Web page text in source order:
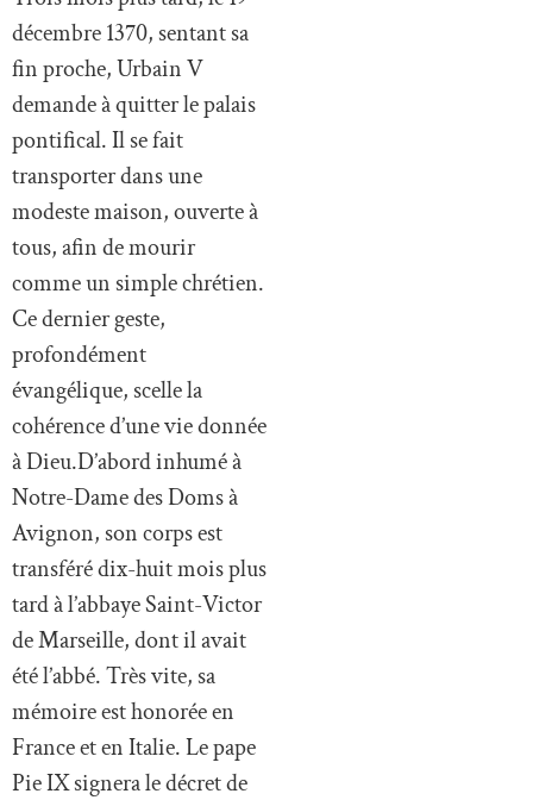
décembre 1370, sentant sa
fin proche, Urbain V
demande à quitter le palais
pontifical. Il se fait
transporter dans une
modeste maison, ouverte à
tous, afin de mourir
comme un simple chrétien.
Ce dernier geste,
profondément
évangélique, scelle la
cohérence d’une vie donnée
à Dieu.D’abord inhumé à
Notre-Dame des Doms à
Avignon, son corps est
transféré dix-huit mois plus
tard à l’abbaye Saint-Victor
de Marseille, dont il avait
été l’abbé. Très vite, sa
mémoire est honorée en
France et en Italie. Le pape
Pie IX signera le décret de